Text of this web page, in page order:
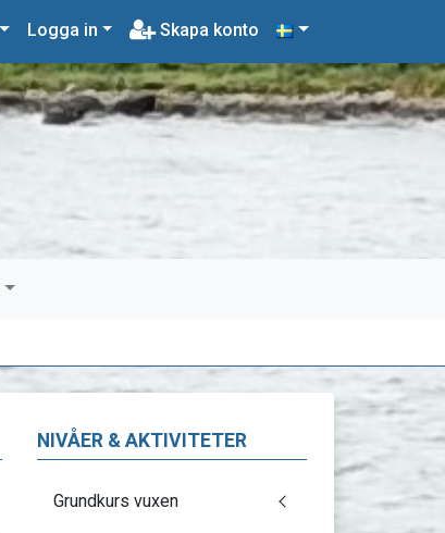
Logga in Skapa konto
NIVÅER & AKTIVITETER
Grundkurs vuxen